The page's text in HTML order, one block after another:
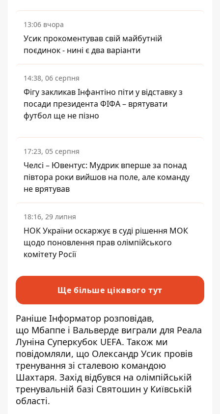
13:06 вчора
Усик прокоментував свій майбутній
поєдинок - нині є два варіанти
14:38, 06 серпня
Фігу закликав Інфантіно піти у відставку з
посади президента ФІФА – врятувати
футбол ще не пізно
17:23, 05 серпня
Челсі – Ювентус: Мудрик вперше за понад
півтора роки вийшов на поле, але команду
не врятував
18:16, 29 липня
НОК України оскаржує в суді рішення МОК
щодо поновлення прав олімпійського
комітету Росії
Ще більше цікавого тут
Раніше Інформатор розповідав,
що Мбаппе і Вальверде виграли для Реала
Луніна Суперкубок UEFA. Також ми
повідомляли, що Олександр Усик провів
тренування зі сталевою командою
Шахтаря. Захід відбувся на олімпійській
тренувальній базі Святошин у Київській
області.